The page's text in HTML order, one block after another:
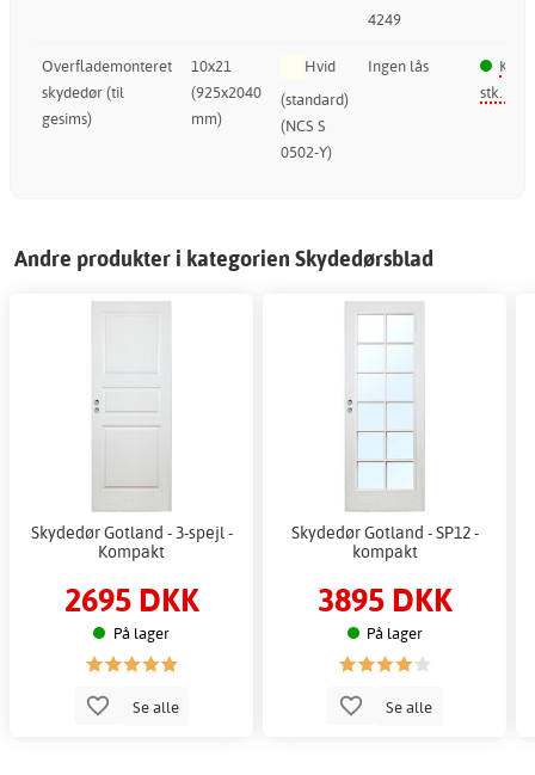
4249
Overflademonteret
skydedør (til
gesims)
10x21
(925x2040
mm)
Hvid
(standard)
(NCS S
0502-Y)
Ingen lås
Kun
stk. i
Andre produkter i kategorien Skydedørsblad
Skydedør Gotland - 3-spejl -
Kompakt
2695 DKK
På lager
Se alle
Skydedør Gotland - SP12 -
kompakt
3895 DKK
På lager
Se alle